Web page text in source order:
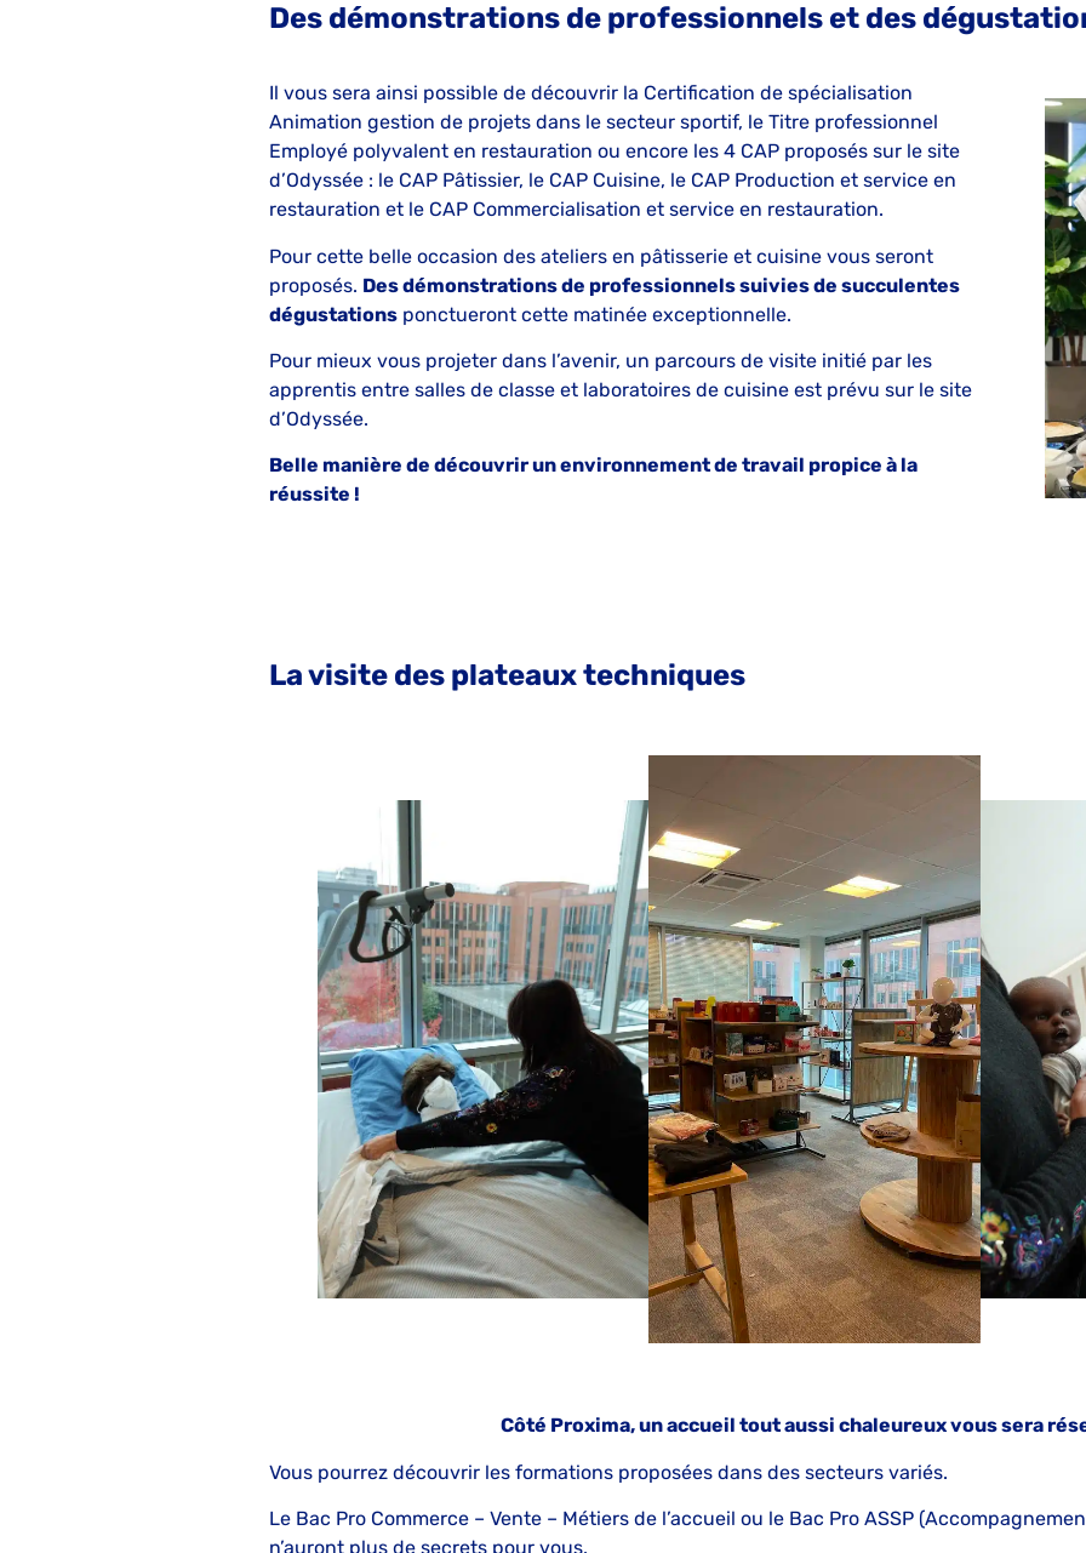
Des démonstrations de professionnels et des
Il vous sera ainsi possible de découvrir la Certification de spécialisation
Animation gestion de projets dans le secteur sportif, le Titre professionnel
Employé polyvalent en restauration ou encore les 4 CAP proposés sur le site
d’Odyssée : le CAP Pâtissier, le CAP Cuisine, le CAP Production et service en
restauration et le CAP Commercialisation et service en restauration.
Pour cette belle occasion des ateliers en pâtisserie et cuisine vous seront
proposés. Des démonstrations de professionnels suivies de succulentes
dégustations ponctueront cette matinée exceptionnelle.
Pour mieux vous projeter dans l’avenir, un parcours de visite initié par les
apprentis entre salles de classe et laboratoires de cuisine est prévu sur le site
d’Odyssée.
Belle manière de découvrir un environnement de travail propice à la
réussite !
La visite des plateaux techniques
Côté Proxima, un accueil tout aussi chaleureux vous sera
Vous pourrez découvrir les formations proposées dans des secteurs variés.
Le Bac Pro Commerce – Vente – Métiers de l’accueil ou le Bac Pro ASSP
n’auront plus de secrets pour vous.